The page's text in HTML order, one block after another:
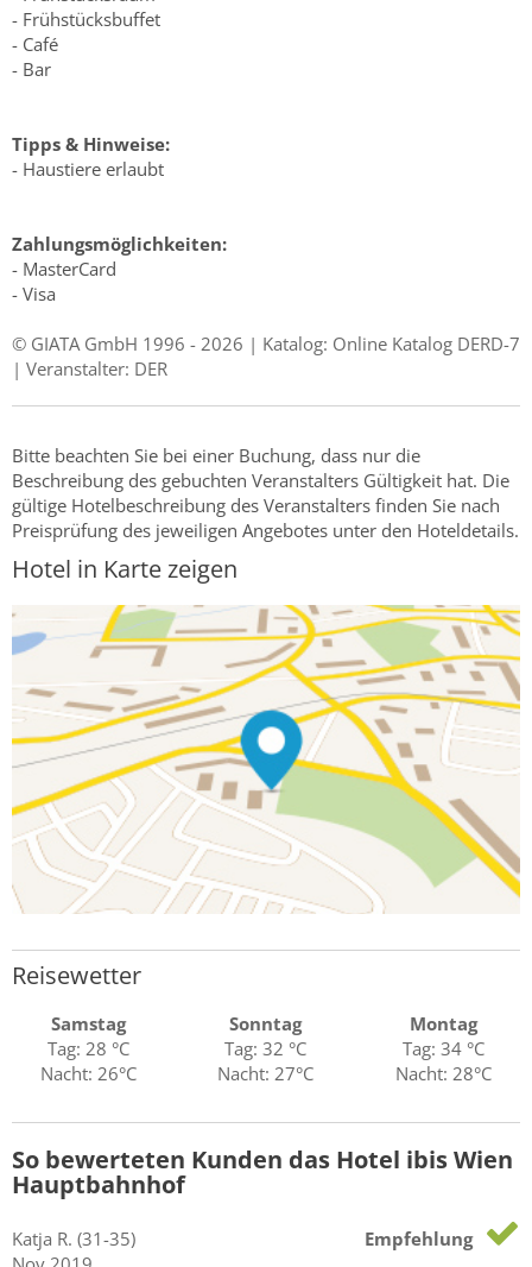
- Frühstücksbuffet
- Café
- Bar
Tipps & Hinweise:
- Haustiere erlaubt
Zahlungsmöglichkeiten:
- MasterCard
- Visa
© GIATA GmbH 1996 - 2026 | Katalog: Online Katalog DERD-7
| Veranstalter: DER
Bitte beachten Sie bei einer Buchung, dass nur die
Beschreibung des gebuchten Veranstalters Gültigkeit hat. Die
gültige Hotelbeschreibung des Veranstalters finden Sie nach
Preisprüfung des jeweiligen Angebotes unter den Hoteldetails.
Hotel in Karte zeigen
Reisewetter
Samstag
Tag: 28 °C
Nacht: 26°C
Sonntag
Tag: 32 °C
Nacht: 27°C
Montag
Tag: 34 °C
Nacht: 28°C
So bewerteten Kunden das Hotel ibis Wien
Hauptbahnhof
Katja R. (31-35)
Empfehlung